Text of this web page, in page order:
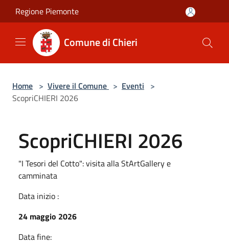
Salta al contenuto principale
Regione Piemonte
Comune di Chieri
Home > Vivere il Comune > Eventi >
ScopriCHIERI 2026
ScopriCHIERI 2026
"I Tesori del Cotto": visita alla StArtGallery e
camminata
Data inizio :
24 maggio 2026
Data fine: